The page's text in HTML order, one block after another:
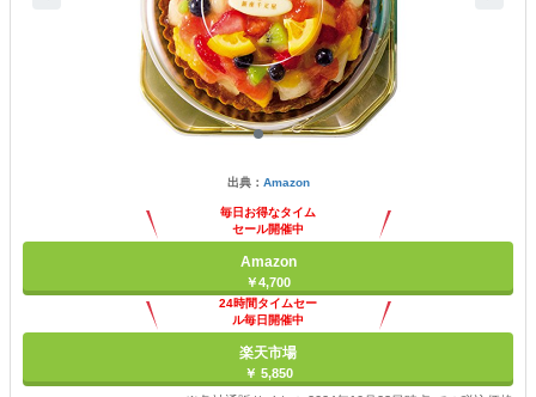
出典： Amazon
毎日お得なタイム
セール開催中
Amazon
￥4,700
24時間タイムセー
ル毎日開催中
楽天市場
￥ 5,850